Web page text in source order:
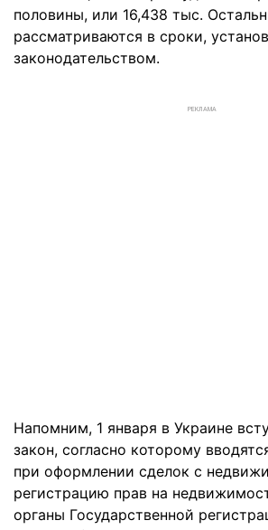
половины, или 16,438 тыс.
рассматриваются в сроки,
законодательством.
РЕКЛАМА
Напомним, 1 января в Украине
закон, согласно которому
при оформлении сделок с
регистрацию прав на
органы Государственной